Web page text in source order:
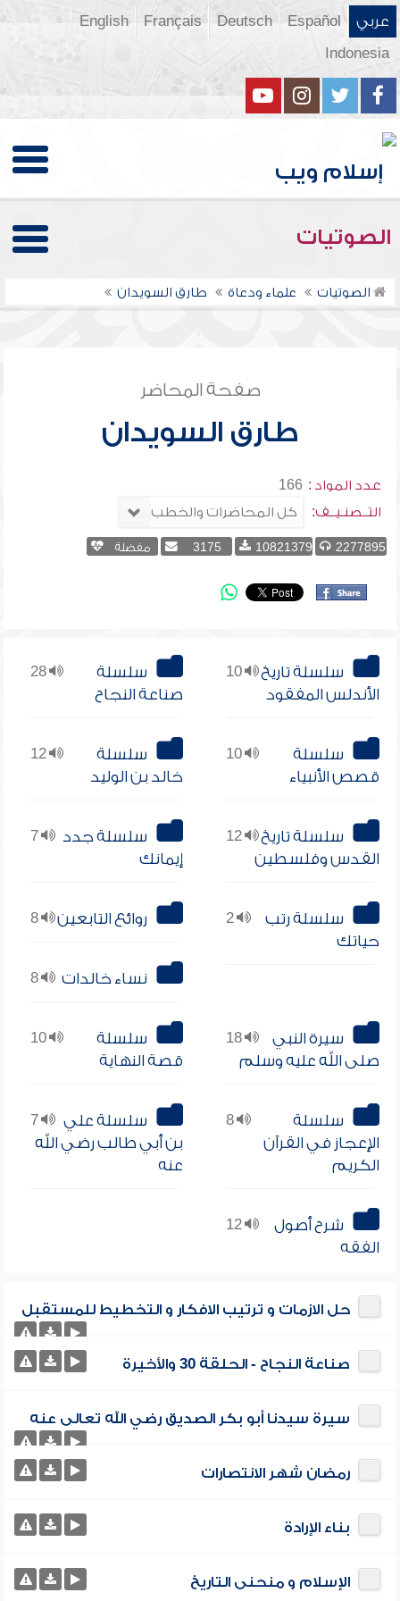
عربي Español
Deutsch
Français
English
Indonesia
الصوتيات
الصوتيات علماء ودعاة طارق السويدان
صفحة المحاضر
طارق السويدان
عدد المواد : 166
التــصنـيــف:
2277895
10821379
3175 مفضلة
10
سلسلة تاريخ
الأندلس المفقود
28
سلسلة
صناعة النجاح
10
سلسلة
قصص الأنبياء
12
سلسلة
خالد بن الوليد
12
سلسلة تاريخ
القدس وفلسطين
7
سلسلة جدد
إيمانك
2
سلسلة رتب
حياتك
8 روائع التابعين
8 نساء خالدات
18
سيرة النبي
صلى الله عليه وسلم
10
سلسلة
قصة النهاية
8
سلسلة
الإعجاز في القرآن
الكريم
7
سلسلة علي
بن أبي طالب رضي الله
عنه
12
شرح أصول
الفقه
حل الازمات و ترتيب الافكار و التخطيط للمستقبل
صناعة النجاح - الحلقة 30 والأخيرة
سيرة سيدنا أبو بكر الصديق رضي الله تعالى عنه
رمضان شهر الانتصارات
بناء الإرادة
الإسلام و منحنى التاريخ